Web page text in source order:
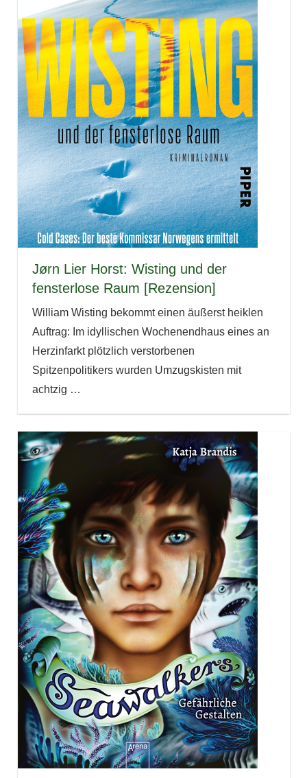
Jørn Lier Horst: Wisting und der
fensterlose Raum [Rezension]
William Wisting bekommt einen äußerst heiklen
Auftrag: Im idyllischen Wochenendhaus eines an
Herzinfarkt plötzlich verstorbenen
Spitzenpolitikers wurden Umzugskisten mit
achtzig …